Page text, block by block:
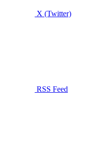
X (Twitter)
RSS Feed